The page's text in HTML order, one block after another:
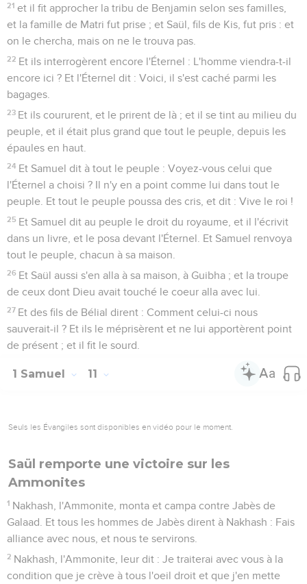
21 et il fit approcher la tribu de Benjamin selon ses familles,
et la famille de Matri fut prise ; et Saül, fils de Kis, fut pris : et
on le chercha, mais on ne le trouva pas.
22 Et ils interrogèrent encore l'Éternel : L'homme viendra-t-il
encore ici ? Et l'Éternel dit : Voici, il s'est caché parmi les
bagages.
23 Et ils coururent, et le prirent de là ; et il se tint au milieu du
peuple, et il était plus grand que tout le peuple, depuis les
épaules en haut.
24 Et Samuel dit à tout le peuple : Voyez-vous celui que
l'Éternel a choisi ? Il n'y en a point comme lui dans tout le
peuple. Et tout le peuple poussa des cris, et dit : Vive le roi !
25 Et Samuel dit au peuple le droit du royaume, et il l'écrivit
dans un livre, et le posa devant l'Éternel. Et Samuel renvoya
tout le peuple, chacun à sa maison.
26 Et Saül aussi s'en alla à sa maison, à Guibha ; et la troupe
de ceux dont Dieu avait touché le coeur alla avec lui.
27 Et des fils de Bélial dirent : Comment celui-ci nous
sauverait-il ? Et ils le méprisèrent et ne lui apportèrent point
de présent ; et il fit le sourd.
1 Samuel 11
Seuls les Évangiles sont disponibles en vidéo pour le moment.
Saül remporte une victoire sur les
Ammonites
1 Nakhash, l'Ammonite, monta et campa contre Jabès de
Galaad. Et tous les hommes de Jabès dirent à Nakhash : Fais
alliance avec nous, et nous te servirons.
2 Nakhash, l'Ammonite, leur dit : Je traiterai avec vous à la
condition que je crève à tous l'oeil droit et que j'en mette